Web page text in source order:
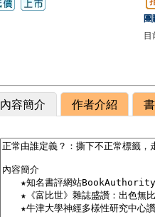
團
目
內容簡介 作者介紹